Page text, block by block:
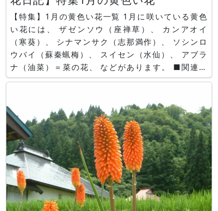
【特集】1月の黄色い花一覧 1月に咲いている黄色
い花には、 ザゼンソウ（座禅草）、 カンアオイ
（寒葵）、 シナマンサク（志那満作）、 ソシンロ
ウバイ（蘇秦蝋梅）、 スイセン（水仙）、 アブラ
ナ（油菜）＝菜の花、 などがあります。 ■関連ペ
ージ 【特集】1月の黄色い花一覧 【花日記】特集1
３日(月) #1月の黄色い花一覧 #1月の黄色